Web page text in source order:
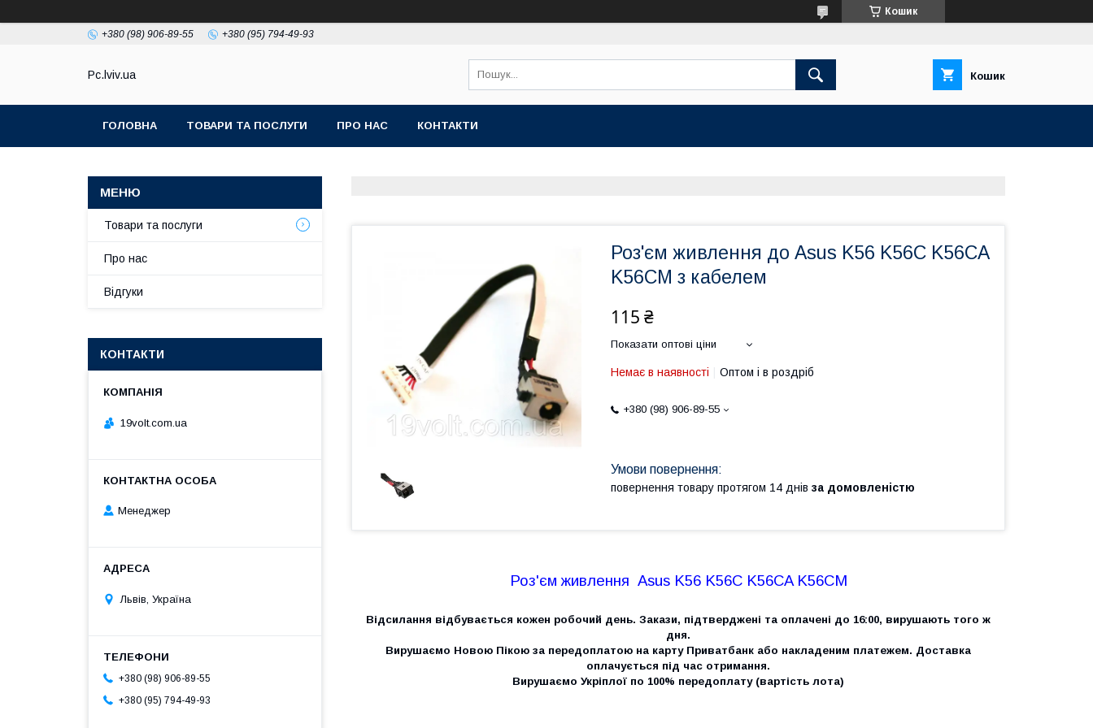
Кошик
+380 (98) 906-89-55 +380 (95) 794-49-93
Pc.lviv.ua Кошик
ГОЛОВНА ТОВАРИ ТА ПОСЛУГИ ПРО НАС КОНТАКТИ
Роз'єм живлення до Asus K56 K56C K56CA
K56CM з кабелем
115 ₴
Показати оптові ціни
Немає в наявності Оптом і в роздріб
+380 (98) 906-89-55
повернення товару протягом 14 днів за домовленістю
Роз'єм живлення Asus K56 K56C K56CA K56CM
Відсилання відбувається кожен робочий день. Закази, підтверджені та оплачені до 16:00, вирушають того ж
дня.
Вирушаємо Новою Пікою за передоплатою на карту Приватбанк або накладеним платежем. Доставка
оплачується під час отримання.
Вирушаємо Укріплої по 100% передоплату (вартість лота)
Товари та послуги
Про нас
Відгуки
КОНТАКТИ
19volt.com.ua
Менеджер
Львів, Україна
+380 (98) 906-89-55
+380 (95) 794-49-93